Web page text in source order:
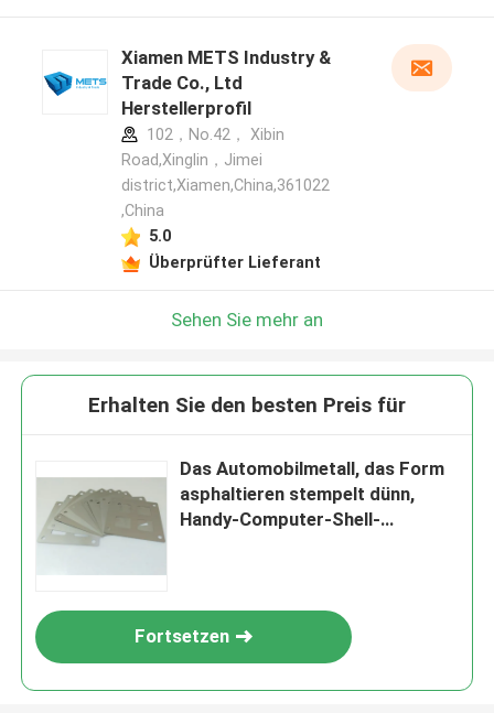
Xiamen METS Industry &
Trade Co., Ltd
Herstellerprofil
102，No.42， Xibin
Road,Xinglin，Jimei
district,Xiamen,China,361022
,China
5.0
Überprüfter Lieferant
Sehen Sie mehr an
Erhalten Sie den besten Preis für
Das Automobilmetall, das Form
asphaltieren stempelt dünn,
Handy-Computer-Shell-
Fortsetzen